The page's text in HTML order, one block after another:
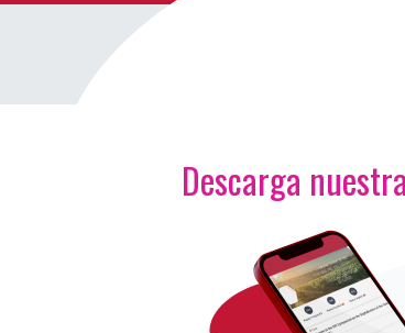
Descarga